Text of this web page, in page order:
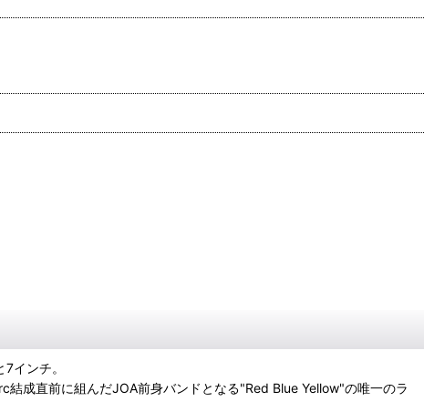
インチ。
成直前に組んだJOA前身バンドとなる"Red Blue Yellow"の唯一のラ